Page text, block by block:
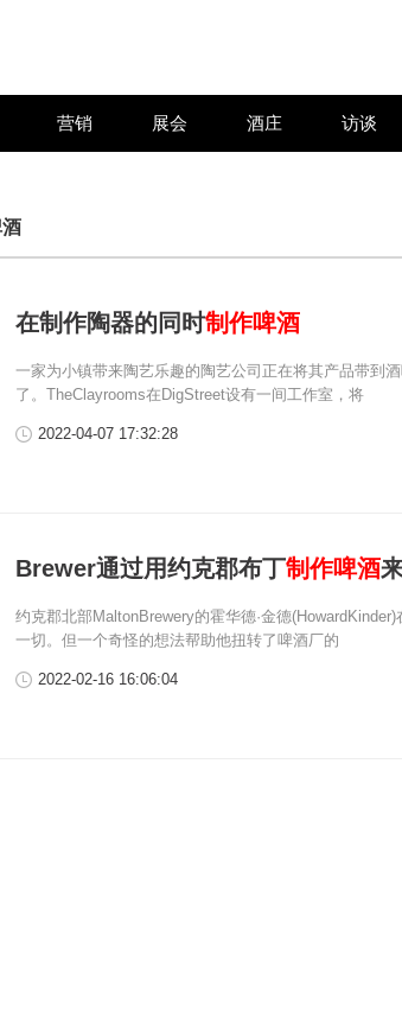
营销 展会 酒庄 访谈
在制作陶器的同时制作啤酒
一家为小镇带来陶艺乐趣的陶艺公司正在将其产品带
了。TheClayrooms在DigStreet设有一间工作室，将
2022-04-07 17:32:28
Brewer通过用约克郡布丁制作啤酒
约克郡北部MaltonBrewery的霍华德·金德
一切。但一个奇怪的想法帮助他扭转了啤酒厂的
2022-02-16 16:06:04